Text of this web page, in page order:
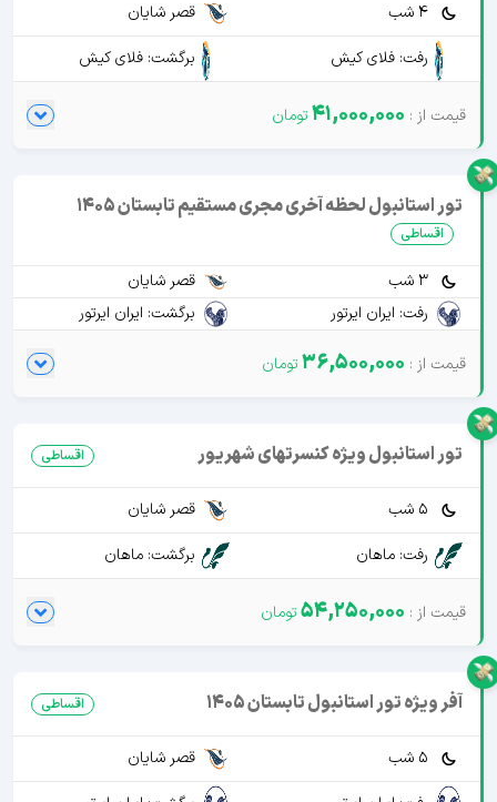
4 شب
قصر شایان
رفت: فلای کیش
برگشت: فلای کیش
41,000,000
تور استانبول لحظه آخری مجری مستقیم تابستان 1405
اقساطی
3 شب
قصر شایان
رفت: ایران ایرتور
برگشت: ایران ایرتور
36,500,000
تور استانبول ویژه کنسرتهای شهریور اقساطی
5 شب
قصر شایان
رفت: ماهان
برگشت: ماهان
54,250,000
آفر ویژه تور استانبول تابستان 1405 اقساطی
5 شب
قصر شایان